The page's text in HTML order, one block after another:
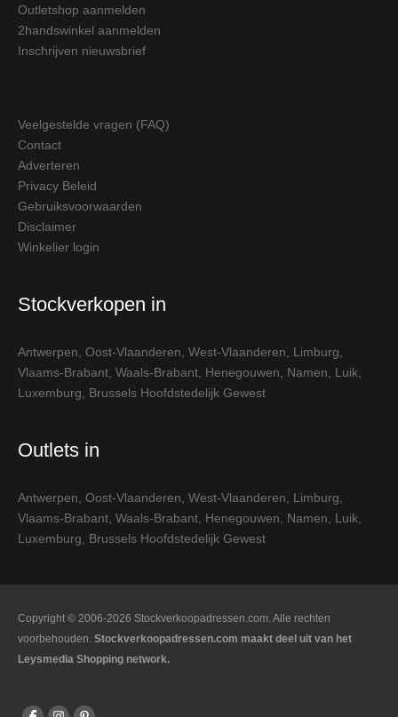
Outletshop aanmelden
2handswinkel aanmelden
Inschrijven nieuwsbrief
Veelgestelde vragen (FAQ)
Contact
Adverteren
Privacy Beleid
Gebruiksvoorwaarden
Disclaimer
Winkelier login
Stockverkopen in
Antwerpen Oost-Vlaanderen West-Vlaanderen Limburg
Vlaams-Brabant Waals-Brabant Henegouwen Namen Luik
Luxemburg
Brussels Hoofdstedelijk Gewest
Outlets in
Antwerpen Oost-Vlaanderen West-Vlaanderen Limburg
Vlaams-Brabant Waals-Brabant Henegouwen Namen Luik
Luxemburg
Brussels Hoofdstedelijk Gewest
Copyright © 2006-2026 Stockverkoopadressen.com. Alle rechten
voorbehouden. Stockverkoopadressen.com maakt deel uit van het
Leysmedia Shopping network.